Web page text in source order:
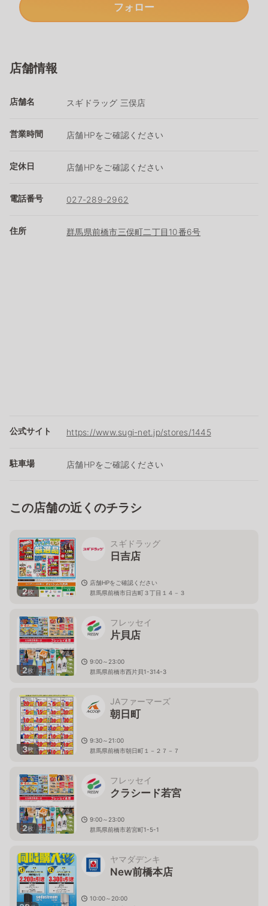
フォロー
店舗情報
店舗名 スギドラッグ 三俣店
営業時間 店舗HPをご確認ください
定休日 店舗HPをご確認ください
電話番号 027-289-2962
住所 群馬県前橋市三俣町二丁目10番6号
公式サイト https://www.sugi-net.jp/stores/1445
駐車場 店舗HPをご確認ください
この店舗の近くのチラシ
2枚
スギドラッグ
日吉店
店舗HPをご確認ください
群馬県前橋市日吉町３丁目１４－３
2枚
フレッセイ
片貝店
9:00～23:00
群馬県前橋市西片貝1-314-3
3枚
JAファーマーズ
朝日町
9:30～21:00
群馬県前橋市朝日町１－２７－７
2枚
フレッセイ
クラシード若宮
9:00～23:00
群馬県前橋市若宮町1-5-1
ヤマダデンキ
New前橋本店
10:00～20:00